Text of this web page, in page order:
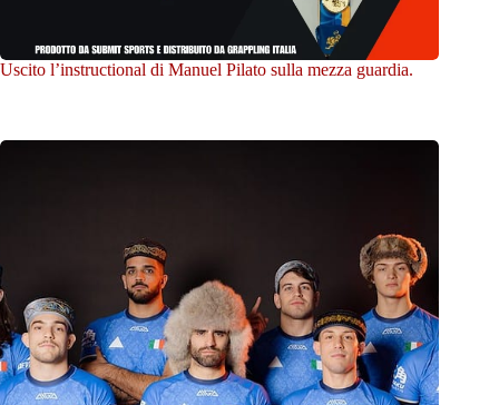
Uscito l’instructional di Manuel Pilato sulla mezza guardia.